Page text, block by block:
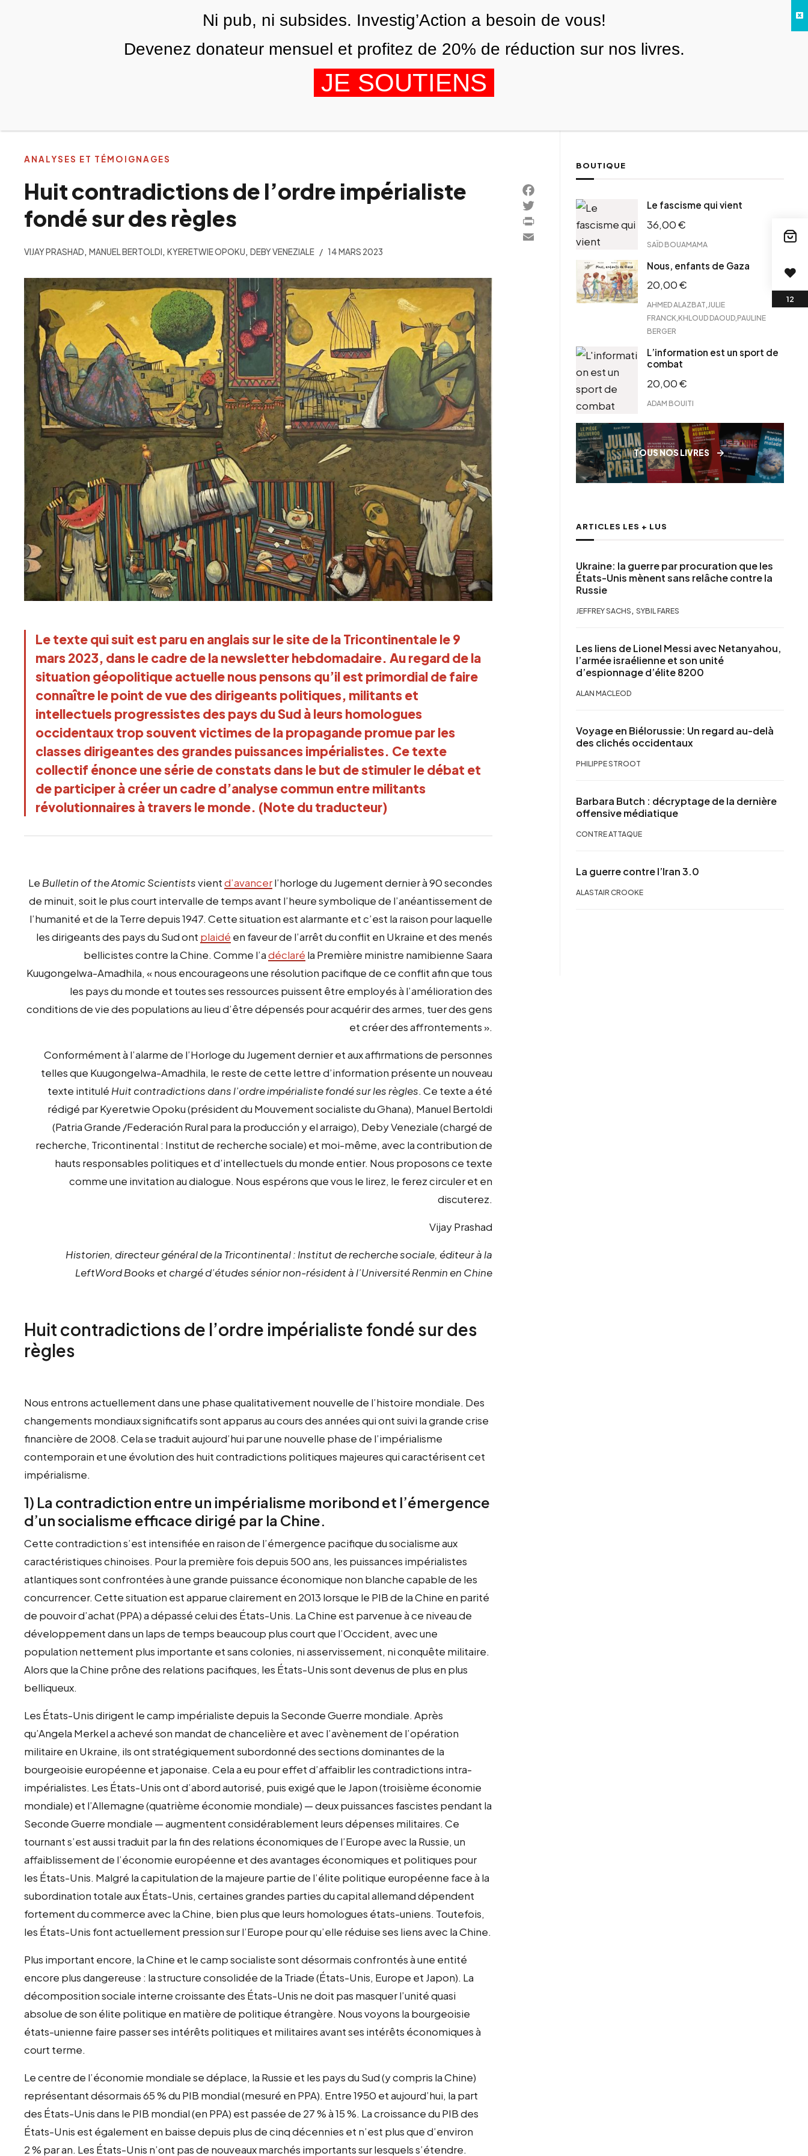
NOUS AGENDA
Huit contradictions de l’ordre impérialiste
fondé sur des règles
VIJAY PRASHAD,MANUEL BERTOLDI,KYERETWIE OPOKU,DEBY VENEZIALE 14 MARS 2023
Le texte qui suit est paru en anglaissur le site de la Tricontinentale le 9
mars 2023, dans le cadre de la newsletter hebdomadaire. Au regard de la
situation géopolitique actuelle nous pensons qu’il est primordial de faire
connaître le point de vue des dirigeants politiques, militants et
intellectuels progressistes des pays du Sud à leurs homologues
occidentaux trop souvent victimes de la propagande promue par les
classes dirigeantes des grandes puissances impérialistes. Ce texte
collectif énonce une série de constats dans le but de stimuler le débat et
de participer à créer un cadre d’analyse commun entre militants
révolutionnaires à travers le monde. (Note du traducteur)
Le Bulletin of the Atomic Scientistsvientd’avancerl’horloge du Jugement dernier à 90 secondes
de minuit, soit le plus court intervalle de temps avant l’heure symbolique de l’anéantissement de
l’humanité et de la Terre depuis 1947. Cette situation est alarmante et c’est la raison pour laquelle
les dirigeants des pays du Sud ont plaidé en faveur de l’arrêt du conflit en Ukraine et des menés
bellicistes contre la Chine. Comme l’adéclaré la Première ministre namibienne Saara
Kuugongelwa-Amadhila, « nous encourageons une résolution pacifique de ce conflit afin que tous
les pays du monde et toutes ses ressources puissent être employés à l’amélioration des
conditions de vie des populations au lieu d’être dépensés pour acquérir des armes, tuer des gens
et créer des affrontements ».
Conformément à l’alarme de l’Horloge du Jugement dernier et aux affirmations de personnes
telles que Kuugongelwa-Amadhila, le reste de cette lettre d’information présente un nouveau
texte intitulé Huit contradictions dans l’ordre impérialiste fondé sur les règles. Ce texte a été
rédigé par Kyeretwie Opoku (président du Mouvement socialiste du Ghana), Manuel Bertoldi
(Patria Grande /Federación Rural para la producción y el arraigo), Deby Veneziale (chargé de
recherche, Tricontinental : Institut de recherche sociale) et moi-même, avec la contribution de
hauts responsables politiques et d’intellectuels du monde entier. Nous proposons ce texte
comme une invitation au dialogue. Nous espérons que vous le lirez, le ferez circuler et en
discuterez.
Vijay Prashad
Historien, directeur général de la Tricontinental : Institut de recherche sociale, éditeur à la
LeftWord Books et chargé d’études sénior non-résident à l’Université Renmin en Chine
Huit contradictions de l’ordre impérialiste fondé sur des
règles
Nous entrons actuellement dans une phase qualitativement nouvelle de l’histoire mondiale. Des
changements mondiaux significatifs sont apparus au cours des années qui ont suivi la grande crise
financière de 2008. Cela se traduit aujourd’hui par une nouvelle phase de l’impérialisme
contemporain et une évolution des huit contradictions politiques majeures qui caractérisent cet
impérialisme.
1) La contradiction entre un impérialisme moribond et l’émergence
d’un socialisme efficace dirigé par la Chine.
Cette contradiction s’est intensifiée en raison de l’émergence pacifique du socialisme aux
caractéristiques chinoises. Pour la première fois depuis 500 ans, les puissances impérialistes
atlantiques sont confrontées à une grande puissance économique non blanche capable de les
concurrencer. Cette situation est apparue clairement en 2013 lorsque le PIB de la Chine en parité
de pouvoir d’achat (PPA) a dépassé celui des États-Unis. La Chine est parvenue à ce niveau de
développement dans un laps de temps beaucoup plus court que l’Occident, avec une
population nettement plus importante et sans colonies, ni asservissement, ni conquête militaire.
Alors que la Chine prône des relations pacifiques, les États-Unis sont devenus de plus en plus
belliqueux.
Les États-Unis dirigent le camp impérialiste depuis la Seconde Guerre mondiale. Après
qu’Angela Merkel a achevé son mandat de chancelière et avec l’avènement de l’opération
militaire en Ukraine, ils ont stratégiquement subordonné des sections dominantes de la
bourgeoisie européenne et japonaise. Cela a eu pour effet d’affaiblir les contradictions intra-
impérialistes. Les États-Unis ont d’abord autorisé, puis exigé que le Japon (troisième économie
mondiale) et l’Allemagne (quatrième économie mondiale) — deux puissances fascistes pendant la
Seconde Guerre mondiale — augmentent considérablement leurs dépenses militaires. Ce
tournant s’est aussi traduit par la fin des relations économiques de l’Europe avec la Russie, un
affaiblissement de l’économie européenne et des avantages économiques et politiques pour
les États-Unis. Malgré la capitulation de la majeure partie de l’élite politique européenne face à la
subordination totale aux États-Unis, certaines grandes parties du capital allemand dépendent
fortement du commerce avec la Chine, bien plus que leurs homologues états-uniens. Toutefois,
les États-Unis font actuellement pression sur l’Europe pour qu’elle réduise ses liens avec la Chine.
Plus important encore, la Chine et le camp socialiste sont désormais confrontés à une entité
encore plus dangereuse : la structure consolidée de la Triade (États-Unis, Europe et Japon). La
décomposition sociale interne croissante des États-Unis ne doit pas masquer l’unité quasi
absolue de son élite politique en matière de politique étrangère. Nous voyons la bourgeoisie
états-unienne faire passer ses intérêts politiques et militaires avant ses intérêts économiques à
court terme.
Le centre de l’économie mondiale se déplace, la Russie et les pays du Sud (y compris la Chine)
représentant désormais 65 % du PIB mondial (mesuré en PPA). Entre 1950 et aujourd’hui, la part
des États-Unis dans le PIB mondial (en PPA) est passée de 27 % à 15 %. La croissance du PIB des
États-Unis est également en baisse depuis plus de cinq décennies et n’est plus que d’environ
2 % par an. Les États-Unis n’ont pas de nouveaux marchés importants sur lesquels s’étendre.
ANALYSES ET TÉMOIGNAGES
Facebook
Twitter
PrintFriendly
Email
BOUTIQUE
Le fascisme qui vient
36,00€
SAÏD BOUAMAMA
Nous, enfants de Gaza
20,00€
AHMED ALAZBAT JULIE
FRANCK KHLOUD DAOUD PAULINE
BERGER
L’information est un sport de
combat
20,00€
ADAM BOUITI
TOUS NOS LIVRES
ARTICLES LES + LUS
Ukraine: la guerre par procuration que les
États-Unis mènent sans relâche contre la
Russie
JEFFREY SACHS , SYBIL FARES
Les liens de Lionel Messi avec Netanyahou,
l’armée israélienne et son unité
d’espionnage d’élite 8200
ALAN MACLEOD
Voyage en Biélorussie: Un regard au-delà
des clichés occidentaux
PHILIPPE STROOT
Barbara Butch : décryptage de la dernière
offensive médiatique
CONTRE ATTAQUE
La guerre contre l’Iran 3.0
ALASTAIR CROOKE
Ni pub, ni subsides. Investig’Action a besoin de vous!
Devenez donateur mensuel et profitez de 20% de réduction sur nos livres.
JE SOUTIENS